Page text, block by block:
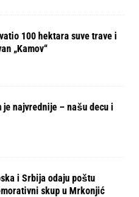
100 hektara suve trave i
„Kamov“
je najvrednije – našu decu i
i Srbija odaju poštu
skup u Mrkonjić